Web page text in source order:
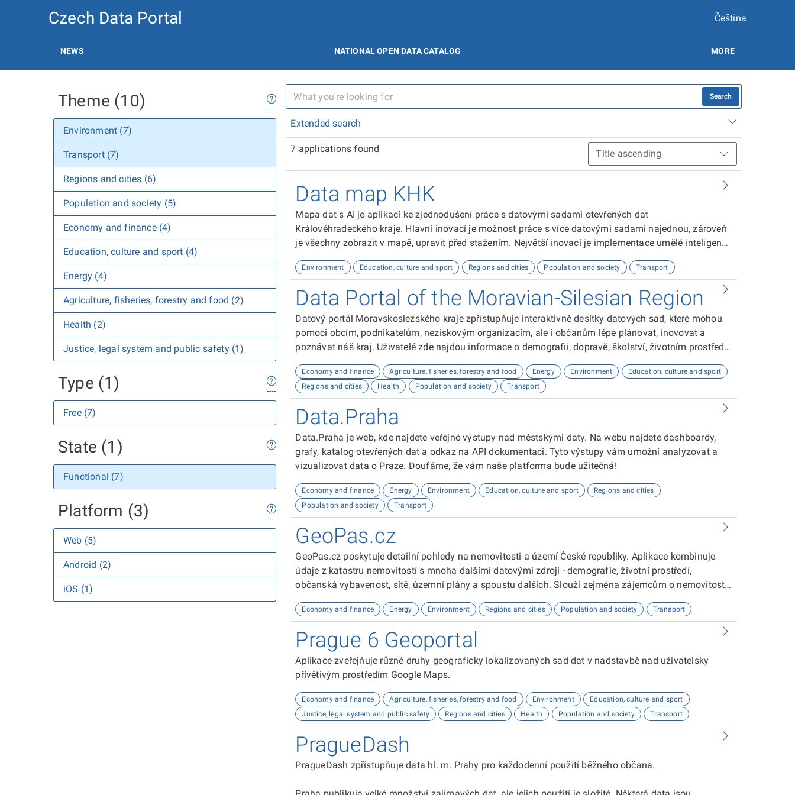
Czech Data Portal Čeština
NEWS NATIONAL OPEN DATA CATALOG MORE
Theme (10)
Environment (7)
Transport (7)
Regions and cities (6)
Population and society (5)
Economy and finance (4)
Education, culture and sport (4)
Energy (4)
Agriculture, fisheries, forestry and food (2)
Health (2)
Justice, legal system and public safety (1)
Type (1)
Free (7)
State (1)
Functional (7)
Platform (3)
Web (5)
Android (2)
iOS (1)
Search
Extended search
7 applications found
Data map KHK
Mapa dat s AI je aplikací ke zjednodušení práce s datovými sadami otevřených dat
Královéhradeckého kraje. Hlavní inovací je možnost práce s více datovými sadami najednou, zároveň
je všechny zobrazit v mapě, upravit před stažením. Největší inovací je implementace umělé inteligence
požadavcích. Je rovněž schopna plnohodnotné konverzace ohledně datových sad. Pro funkci AI je
bariérou, bránící odpovídání na nerelevantní otázky. Součástí aplikace je zobrazovací mapa datových
sad. Podkladová mapa umožňuje jakékoliv úpravy, nabízí denní a noční cyklus a zobrazení ve 3D. Při
vizualizaci více sad na jedné mapě má každá unikátní zbarvení. Po kliknutí na bod v mapě se zobrazí
detailní informace. Nabízí možnost zobrazení tabulky pro každou datovou sadu, včetně možnosti
kompletní úpravy jejího rozhraní a sloupců.
Environment Education, culture and sport Regions and cities Population and society Transport
Data Portal of the Moravian-Silesian Region
Datový portál Moravskoslezského kraje zpřístupňuje interaktivně desítky datových sad, které mohou
pomoci obcím, podnikatelům, neziskovým organizacím, ale i občanům lépe plánovat, inovovat a
poznávat náš kraj. Uživatelé zde najdou informace o demografii, dopravě, školství, životním prostředí,
Economy and finance Agriculture, fisheries, forestry and food Energy Environment
Education, culture and sport
Regions and cities
Health Population and society Transport
Data.Praha
Data.Praha je web, kde najdete veřejné výstupy nad městskými daty. Na webu najdete dashboardy,
grafy, katalog otevřených dat a odkaz na API dokumentaci. Tyto výstupy vám umožní analyzovat a
vizualizovat data o Praze. Doufáme, že vám naše platforma bude užitečná!
Economy and finance Energy Environment Education, culture and sport
Regions and cities
Population and society
Transport
GeoPas.cz
GeoPas.cz poskytuje detailní pohledy na nemovitosti a území České republiky. Aplikace kombinuje
údaje z katastru nemovitostí s mnoha dalšími datovými zdroji - demografie, životní prostředí,
občanská vybavenost, sítě, územní plány a spoustu dalších. Slouží zejména zájemcům o nemovitosti
Economy and finance Energy Environment Regions and cities Population and society Transport
Prague 6 Geoportal
Aplikace zveřejňuje různé druhy geograficky lokalizovaných sad dat v nadstavbě nad uživatelsky
přívětivým prostředím Google Maps.
Economy and finance Agriculture, fisheries, forestry and food Environment
Education, culture and sport
Justice, legal system and public safety
Regions and cities Health Population and society Transport
PragueDash
PragueDash zpřístupňuje data hl. m. Prahy pro každodenní použití běžného občana.